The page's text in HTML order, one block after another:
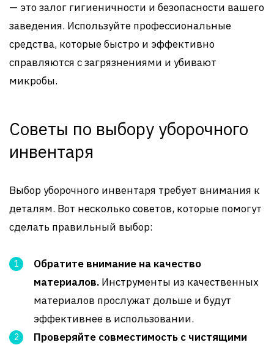
— это залог гигиеничности и безопасности вашего
заведения. Используйте профессиональные
средства, которые быстро и эффективно
справляются с загрязнениями и убивают
микробы.
Советы по выбору уборочного
инвентаря
Выбор уборочного инвентаря требует внимания к
деталям. Вот несколько советов, которые помогут
сделать правильный выбор:
Обратите внимание на качество
материалов. Инструменты из качественных
материалов прослужат дольше и будут
эффективнее в использовании.
Проверяйте совместимость с чистящими